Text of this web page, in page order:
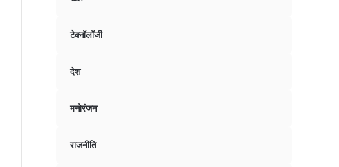
टेक्नॉलॉजी
देश
मनोरंजन
राजनीति